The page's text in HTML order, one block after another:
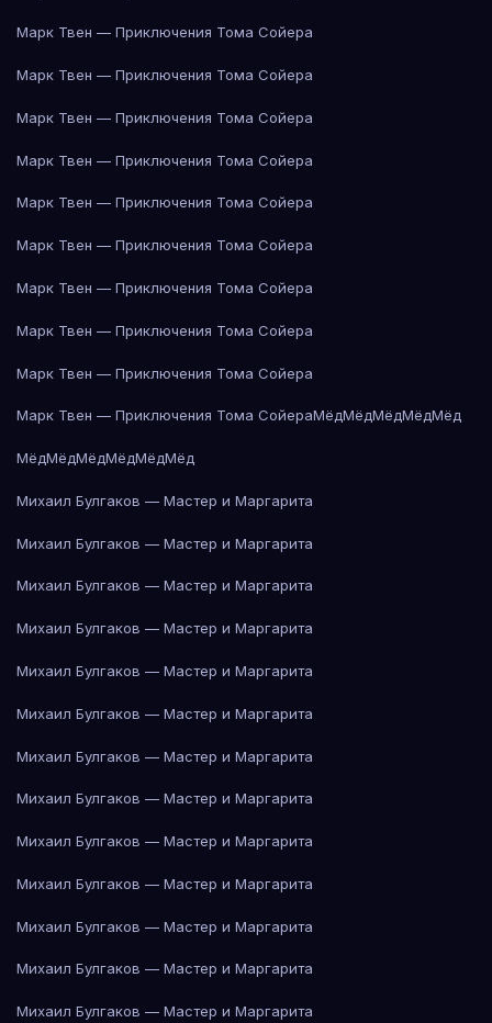
Марк Твен — Приключения Тома Сойера
Марк Твен — Приключения Тома Сойера
Марк Твен — Приключения Тома Сойера
Марк Твен — Приключения Тома Сойера
Марк Твен — Приключения Тома Сойера
Марк Твен — Приключения Тома Сойера
Марк Твен — Приключения Тома Сойера
Марк Твен — Приключения Тома Сойера
Марк Твен — Приключения Тома Сойера
Марк Твен — Приключения Тома СойераМёдМёдМёдМёдМёд
МёдМёдМёдМёдМёдМёд
Михаил Булгаков — Мастер и Маргарита
Михаил Булгаков — Мастер и Маргарита
Михаил Булгаков — Мастер и Маргарита
Михаил Булгаков — Мастер и Маргарита
Михаил Булгаков — Мастер и Маргарита
Михаил Булгаков — Мастер и Маргарита
Михаил Булгаков — Мастер и Маргарита
Михаил Булгаков — Мастер и Маргарита
Михаил Булгаков — Мастер и Маргарита
Михаил Булгаков — Мастер и Маргарита
Михаил Булгаков — Мастер и Маргарита
Михаил Булгаков — Мастер и Маргарита
Михаил Булгаков — Мастер и Маргарита